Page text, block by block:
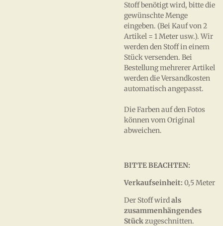
Stoff benötigt wird, bitte die
gewünschte Menge
eingeben. (Bei Kauf von 2
Artikel = 1 Meter usw.). Wir
werden den Stoff in einem
Stück versenden. Bei
Bestellung mehrerer Artikel
werden die Versandkosten
automatisch angepasst.
Die Farben auf den Fotos
können vom Original
abweichen.
BITTE BEACHTEN:
Verkaufseinheit: 0,5 Meter
Der Stoff wirdals
zusammenhängendes
Stückzugeschnitten.